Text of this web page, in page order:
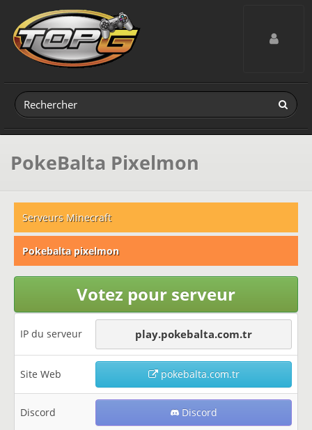
Toggle
PokeBalta Pixelmon
Serveurs Minecraft
Pokebalta pixelmon
Votez pour serveur
IP du serveur play.pokebalta.com.tr
Site Web pokebalta.com.tr
Discord Discord